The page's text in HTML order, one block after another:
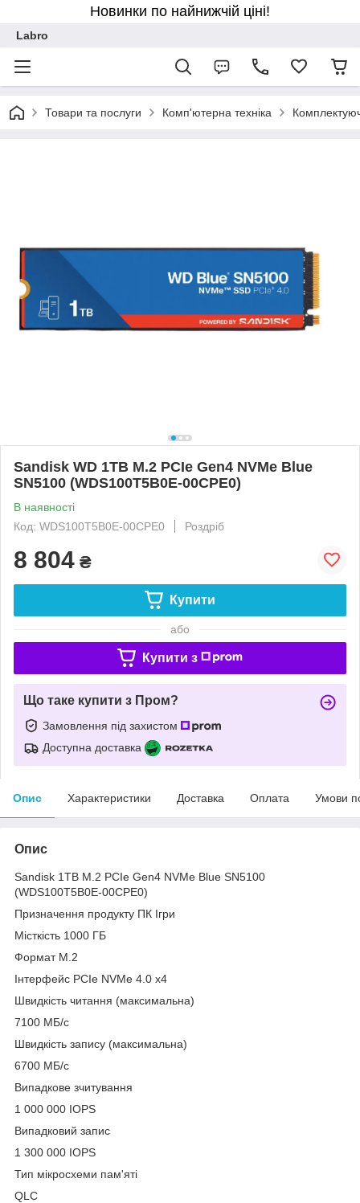
Новинки по найнижчій ціні!
Labro
Товари та послуги Комп'ютерна техніка
Sandisk WD 1TB M.2 PCIe Gen4 NVMe Blue
SN5100 (WDS100T5B0E-00CPE0)
В наявності
Код: WDS100T5B0E-00CPE0
Роздріб
8 804 ₴
Купити
або
Купити з
Що таке купити з Пром?
Замовлення під захистом
Доступна доставка
Опис Характеристики Доставка Оплата Умови
Опис
Sandisk 1TB M.2 PCIe Gen4 NVMe Blue SN5100
(WDS100T5B0E-00CPE0)
Призначення продукту ПК Ігри
Місткість 1000 ГБ
Формат М.2
Інтерфейс PCIe NVMe 4.0 x4
Швидкість читання (максимальна)
7100 МБ/с
Швидкість запису (максимальна)
6700 МБ/с
Випадкове зчитування
1 000 000 IOPS
Випадковий запис
1 300 000 IOPS
Тип мікросхеми пам'яті
QLC